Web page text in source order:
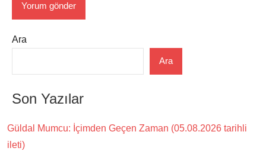
Ara
Ara
Son Yazılar
Güldal Mumcu: İçimden Geçen Zaman (05.08.2026 tarihli
ileti)